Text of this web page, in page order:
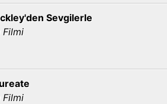
Sevgilerle
Filmi
Filmi